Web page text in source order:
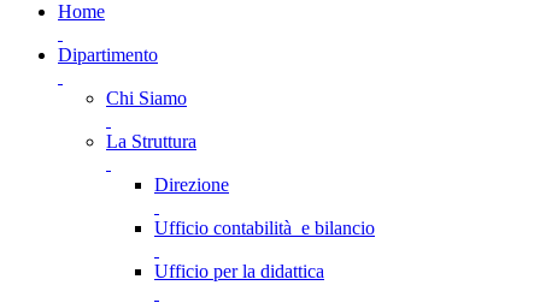
Home
Dipartimento
Chi Siamo
La Struttura
Direzione
Ufficio contabilità e bilancio
Ufficio per la didattica